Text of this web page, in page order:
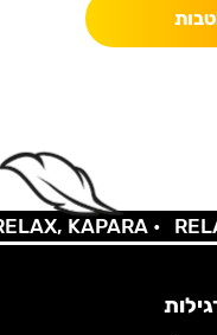
KAPARA •